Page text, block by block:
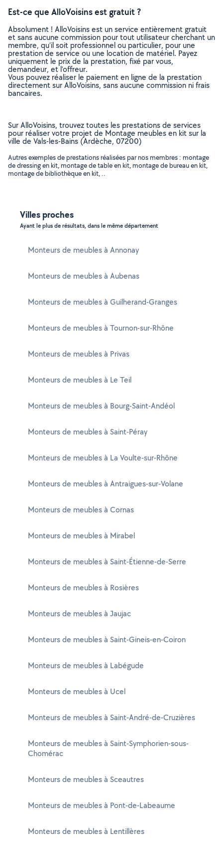
Est-ce que AlloVoisins est gratuit ?
Absolument ! AlloVoisins est un service entièrement gratuit
et sans aucune commission pour tout utilisateur cherchant un
membre, qu’il soit professionnel ou particulier, pour une
prestation de service ou une location de matériel. Payez
uniquement le prix de la prestation, fixé par vous,
demandeur, et l’offreur.
Vous pouvez réaliser le paiement en ligne de la prestation
directement sur AlloVoisins, sans aucune commission ni frais
bancaires.
Sur AlloVoisins, trouvez toutes les prestations de services
pour réaliser votre projet de Montage meubles en kit sur la
ville de Vals-les-Bains (Ardèche, 07200)
Autres exemples de prestations réalisées par nos membres : montage
de dressing en kit, montage de table en kit, montage de bureau en kit,
montage de bibliothèque en kit, ..
Villes proches
Ayant le plus de résultats, dans le même département
Monteurs de meubles à Annonay
Monteurs de meubles à Aubenas
Monteurs de meubles à Guilherand-Granges
Monteurs de meubles à Tournon-sur-Rhône
Monteurs de meubles à Privas
Monteurs de meubles à Le Teil
Monteurs de meubles à Bourg-Saint-Andéol
Monteurs de meubles à Saint-Péray
Monteurs de meubles à La Voulte-sur-Rhône
Monteurs de meubles à Antraigues-sur-Volane
Monteurs de meubles à Cornas
Monteurs de meubles à Mirabel
Monteurs de meubles à Saint-Étienne-de-Serre
Monteurs de meubles à Rosières
Monteurs de meubles à Jaujac
Monteurs de meubles à Saint-Gineis-en-Coiron
Monteurs de meubles à Labégude
Monteurs de meubles à Ucel
Monteurs de meubles à Saint-André-de-Cruzières
Monteurs de meubles à Saint-Symphorien-sous-
Chomérac
Monteurs de meubles à Sceautres
Monteurs de meubles à Pont-de-Labeaume
Monteurs de meubles à Lentillères